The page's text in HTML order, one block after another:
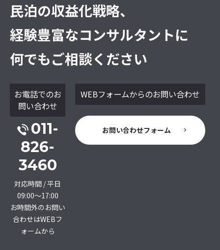
民泊の収益化戦略、
経験豊富なコンサルタントに
何でもご相談ください
お電話でのお
問い合わせ
011-
826-
3460
対応時間 / 平日
09:00〜17:00
お時間外のお問い
合わせはWEBフ
ォームから
WEBフォームからのお問い合わせ
お問い合わせフォーム